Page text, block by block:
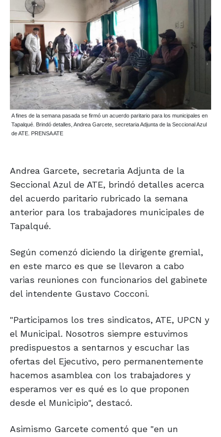
A fines de la semana pasada se firmó un acuerdo paritario para los municipales en
Tapalqué. Brindó detalles, Andrea Garcete, secretaria Adjunta de la Seccional Azul
de ATE. PRENSA ATE
Andrea Garcete, secretaria Adjunta de la
Seccional Azul de ATE, brindó detalles acerca
del acuerdo paritario rubricado la semana
anterior para los trabajadores municipales de
Tapalqué.
Según comenzó diciendo la dirigente gremial,
en este marco es que se llevaron a cabo
varias reuniones con funcionarios del gabinete
del intendente Gustavo Cocconi.
"Participamos los tres sindicatos, ATE, UPCN y
el Municipal. Nosotros siempre estuvimos
predispuestos a sentarnos y escuchar las
ofertas del Ejecutivo, pero permanentemente
hacemos asamblea con los trabajadores y
esperamos ver es qué es lo que proponen
desde el Municipio", destacó.
Asimismo Garcete comentó que "en un